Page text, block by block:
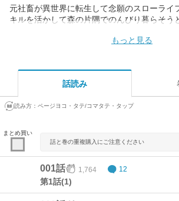
元社畜が異世界に転生して念願のスローライ
キルを活かして森の片隅でのんびり暮らそう
もっと見る
話読み
読み方： ページヨコ・タテ/コマタテ・タップ
まとめ買い
話と巻の重複購入にご注意ください
001話 1,764 12
第1話(1)